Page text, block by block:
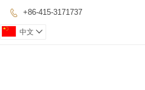
 +86-415-3171737
中文 